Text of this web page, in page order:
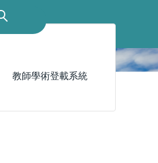
教師學術登載系統